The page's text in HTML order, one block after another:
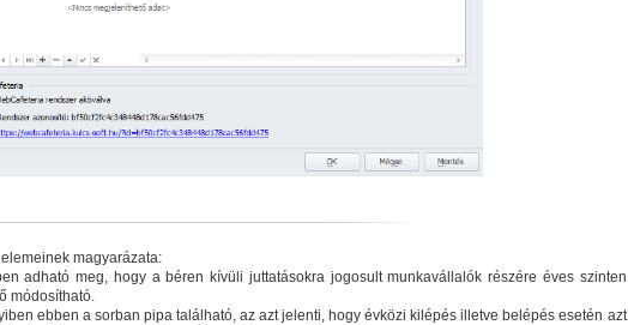
magyarázata:
adható meg, hogy a béren kívüli juttatásokra jogosult munkavállalók részére éves szinten
módosítható.
ebben a sorban pipa található, az azt jelenti, hogy évközi kilépés illetve belépés esetén azt